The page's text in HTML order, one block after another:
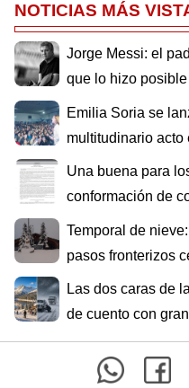
NOTICIAS MÁS
Jorge Messi: el
que lo hizo posible
Emilia Soria se
multitudinario acto
Una buena para
conformación de
Temporal de
pasos fronterizos
Las dos caras de
de cuento con